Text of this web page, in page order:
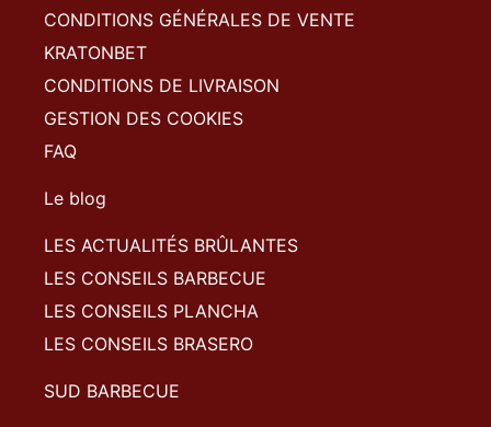
CONDITIONS GÉNÉRALES DE VENTE
KRATONBET
CONDITIONS DE LIVRAISON
GESTION DES COOKIES
FAQ
Le blog
LES ACTUALITÉS BRÛLANTES
LES CONSEILS BARBECUE
LES CONSEILS PLANCHA
LES CONSEILS BRASERO
SUD BARBECUE